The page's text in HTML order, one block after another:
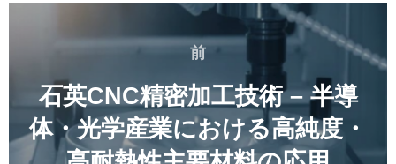
ー
前
前
石英CNC精密加工技術 – 半導
体・光学産業における高純度・